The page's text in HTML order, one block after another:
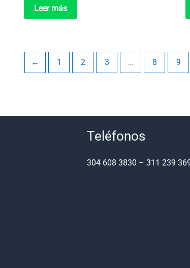
Leer más
← 1 2 3 … 8 9
Teléfonos
304 608 3830 – 311 239